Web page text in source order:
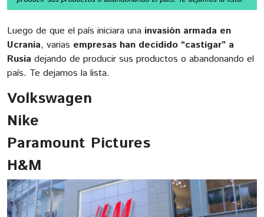
Luego de que el país iniciara una invasión armada en
Ucrania, varias empresas han decidido “castigar” a
Rusia dejando de producir sus productos o abandonando el
país. Te dejamos la lista.
Volkswagen
Nike
Paramount Pictures
H&M